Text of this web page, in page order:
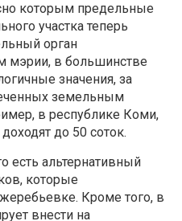
которым предельные
участка теперь
орган
мэрии, в большинстве
значения, за
земельным
в республике Коми,
до 50 соток.
есть альтернативный
которые
Кроме того, в
внести на